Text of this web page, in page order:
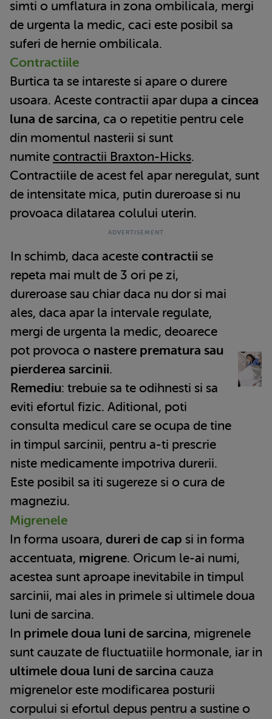
simti o umflatura in zona ombilicala, mergi
de urgenta la medic, caci este posibil sa
suferi de hernie ombilicala.
Contractiile
Burtica ta se intareste si apare o durere
usoara. Aceste contractii apar dupa a cincea
luna de sarcina, ca o repetitie pentru cele
din momentul nasterii si sunt
numite contractii Braxton-Hicks.
Contractiile de acest fel apar neregulat, sunt
de intensitate mica, putin dureroase si nu
provoaca dilatarea colului uterin.
In schimb, daca aceste contractii se
repeta mai mult de 3 ori pe zi,
dureroase sau chiar daca nu dor si mai
ales, daca apar la intervale regulate,
mergi de urgenta la medic, deoarece
pot provoca o nastere prematura sau
pierderea sarcinii.
Remediu: trebuie sa te odihnesti si sa
eviti efortul fizic. Aditional, poti
consulta medicul care se ocupa de tine
in timpul sarcinii, pentru a-ti prescrie
niste medicamente impotriva durerii.
Este posibil sa iti sugereze si o cura de
magneziu.
Migrenele
In forma usoara, dureri de cap si in forma
accentuata, migrene. Oricum le-ai numi,
acestea sunt aproape inevitabile in timpul
sarcinii, mai ales in primele si ultimele doua
luni de sarcina.
In primele doua luni de sarcina, migrenele
sunt cauzate de fluctuatiile hormonale, iar in
ultimele doua luni de sarcina cauza
migrenelor este modificarea posturii
corpului si efortul depus pentru a sustine o